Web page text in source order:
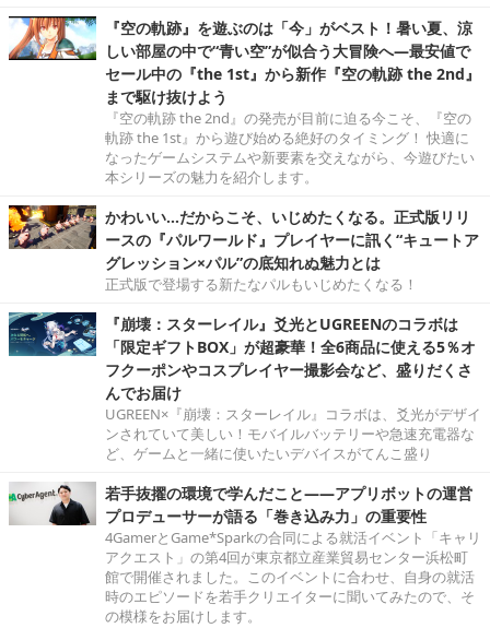
『空の軌跡』を遊ぶのは「今」がベスト！暑い夏、涼
しい部屋の中で“青い空”が似合う大冒険へ―最安値で
セール中の『the 1st』から新作『空の軌跡 the 2nd』
まで駆け抜けよう
『空の軌跡 the 2nd』の発売が目前に迫る今こそ、『空の
軌跡 the 1st』から遊び始める絶好のタイミング！ 快適に
なったゲームシステムや新要素を交えながら、今遊びたい
本シリーズの魅力を紹介します。
かわいい…だからこそ、いじめたくなる。正式版リリ
ースの『パルワールド』プレイヤーに訊く“キュートア
グレッション×パル”の底知れぬ魅力とは
正式版で登場する新たなパルもいじめたくなる！
『崩壊：スターレイル』爻光とUGREENのコラボは
「限定ギフトBOX」が超豪華！全6商品に使える5％オ
フクーポンやコスプレイヤー撮影会など、盛りだくさ
んでお届け
UGREEN×『崩壊：スターレイル』コラボは、爻光がデザイ
ンされていて美しい！モバイルバッテリーや急速充電器な
ど、ゲームと一緒に使いたいデバイスがてんこ盛り
若手抜擢の環境で学んだこと――アプリボットの運営
プロデューサーが語る「巻き込み力」の重要性
4GamerとGame*Sparkの合同による就活イベント「キャリ
アクエスト」の第4回が東京都立産業貿易センター浜松町
館で開催されました。このイベントに合わせ、自身の就活
時のエピソードを若手クリエイターに聞いてみたので、そ
の模様をお届けします。